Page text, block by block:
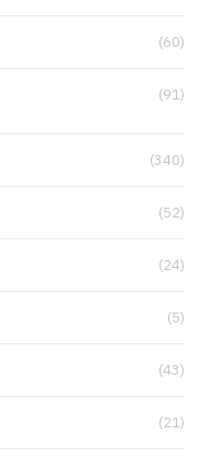
(60)
(91)
(340)
(52)
(24)
(5)
(43)
(21)